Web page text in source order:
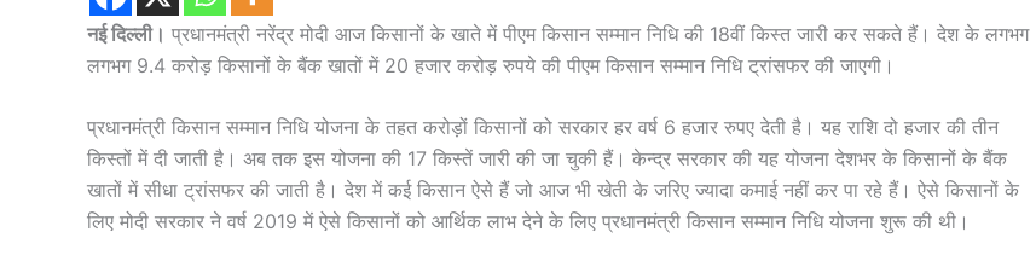
नई दिल्ली। प्रधानमंत्री नरेंद्र मोदी आज किसानों के खाते में पीएम किसान सम्मान निधि की 18वीं किस्त जारी कर सकते हैं। देश के लगभग
लगभग 9.4 करोड़ किसानों के बैंक खातों में 20 हजार करोड़ रुपये की पीएम किसान सम्मान निधि ट्रांसफर की जाएगी।
प्रधानमंत्री किसान सम्मान निधि योजना के तहत करोड़ों किसानों को सरकार हर वर्ष 6 हजार रुपए देती है। यह राशि दो हजार की तीन
किस्तों में दी जाती है। अब तक इस योजना की 17 किस्तें जारी की जा चुकी हैं। केन्द्र सरकार की यह योजना देशभर के किसानों के बैंक
खातों में सीधा ट्रांसफर की जाती है। देश में कई किसान ऐसे हैं जो आज भी खेती के जरिए ज्यादा कमाई नहीं कर पा रहे हैं। ऐसे किसानों के
लिए मोदी सरकार ने वर्ष 2019 में ऐसे किसानों को आर्थिक लाभ देने के लिए प्रधानमंत्री किसान सम्मान निधि योजना शुरू की थी।